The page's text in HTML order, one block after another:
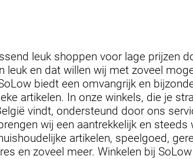
leuk shoppen voor lage prijzen
leuk en dat willen wij met zoveel
biedt een omvangrijk en
artikelen. In onze winkels, die je
vindt, ondersteund door ons
wij een aantrekkelijk en
artikelen, speelgoed,
en zoveel meer. Winkelen bij